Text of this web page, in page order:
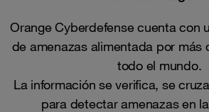
Orange Cyberdefense cuenta con
de amenazas alimentada por más
todo el mundo.
La información se verifica, se
para detectar amenazas en